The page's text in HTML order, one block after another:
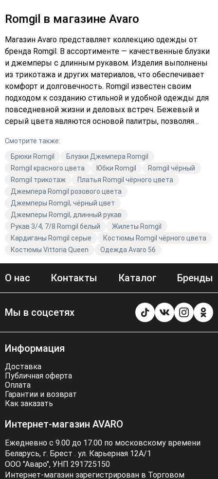
Romgil в магазине Avaro
Магазин Avaro представляет коллекцию одежды от
бренда Romgil. В ассортименте — качественные блузки
и джемперы с длинным рукавом. Изделия выполнены
из трикотажа и других материалов, что обеспечивает
комфорт и долговечность. Romgil известен своим
подходом к созданию стильной и удобной одежды для
повседневной жизни и деловых встреч. Бежевый и
серый цвета являются основой палитры, позволяя
гармоничные образы. В одежде Romgil вы будете
выглядеть современно и элегантно, следуя
актуальным трендам моды. Откройте для себя
разнообразие коллекций Romgil в Avaro и найдите свой
идеальный образ.
Смотрите также:
Брюки Romgil
Блузки Джемпера Romgil
Romgil красного цвета
Юбки Romgil
Romgil чёрный
Romgil трикотаж
Платья Romgil чёрного цвета
Джемпера Romgil розового цвета
Джемперы Romgil, чёрный цвет
Джемперы Romgil, длинный рукав
Рукав 3/4, 7/8 Romgil белый
Жилеты Romgil
Кардиганы Romgil серые
Костюмы Romgil чёрного цвета
Костюмы Vittoria Queen
Одежда Avaro 56
О нас Контакты Каталог Бренды
Мы в соцсетях
Информация
Доставка
Публичная оферта
Оплата
Гарантии и возврат
Как заказать
Интернет-магазин AVARO
Ежедневно с 9.00 до 17.00 по московскому времени
Беларусь, г. Брест . ул. Карьерная 12А/1
ООО "Аваро", УНП 291725150
Интернет-магазин зарегистрирован в Торговом